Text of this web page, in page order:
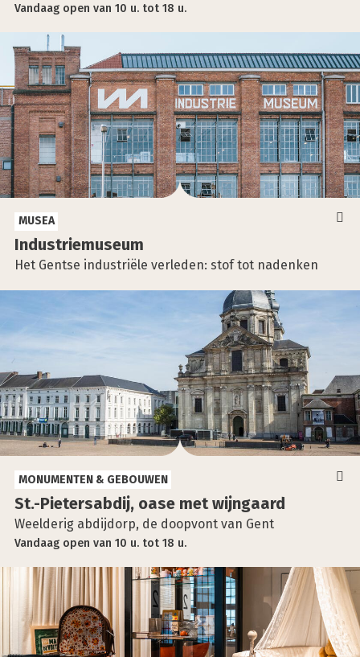
Vandaag open van 10 u. tot 18 u.
Indu­strie­mu­se­um
Het Gentse industriële verleden: stof tot nadenken
MUSEA
St.-Pietersabdij, oase met wijn­gaard
Weelderig abdijdorp, de doopvont van Gent
MONUMENTEN & GEBOUWEN
Vandaag open van 10 u. tot 18 u.